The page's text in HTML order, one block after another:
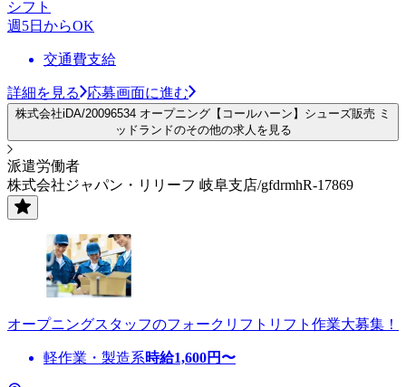
シフト
週5日からOK
交通費支給
詳細を見る 応募画面に進む
株式会社iDA/20096534 オープニング【コールハーン】シューズ販売 ミ
ッドランドのその他の求人を見る
派遣労働者
株式会社ジャパン・リリーフ 岐阜支店/gfdrmhR-17869
オープニングスタッフのフォークリフトリフト作業大募集！
軽作業・製造系時給1,600円〜